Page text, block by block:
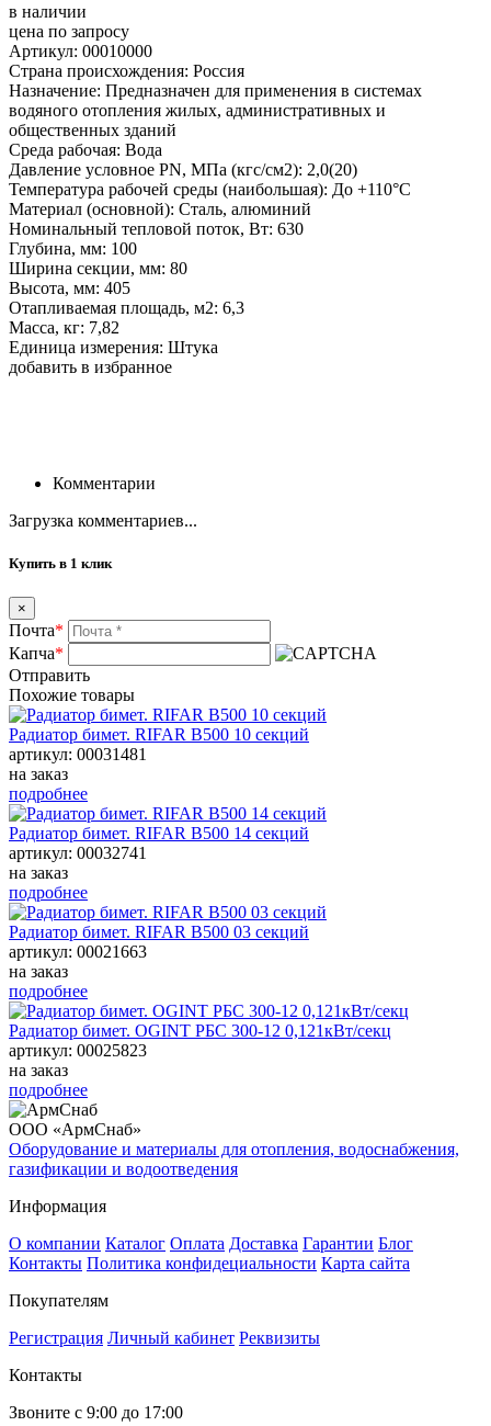
в наличии
цена по запросу
Артикул: 00010000
Страна происхождения: Россия
Назначение: Предназначен для применения в системах
водяного отопления жилых, административных и
общественных зданий
Среда рабочая: Вода
Давление условное PN, МПа (кгс/см2): 2,0(20)
Температура рабочей среды (наибольшая): До +110°С
Материал (основной): Сталь, алюминий
Номинальный тепловой поток, Вт: 630
Глубина, мм: 100
Ширина секции, мм: 80
Высота, мм: 405
Отапливаемая площадь, м2: 6,3
Масса, кг: 7,82
Единица измерения: Штука
добавить в избранное
Комментарии
Загрузка комментариев...
Купить в 1 клик
×
Почта*
Капча*
Отправить
Похожие товары
Радиатор бимет. RIFAR B500 10 секций
артикул: 00031481
на заказ
подробнее
Радиатор бимет. RIFAR B500 14 секций
артикул: 00032741
на заказ
подробнее
Радиатор бимет. RIFAR B500 03 секций
артикул: 00021663
на заказ
подробнее
Радиатор бимет. OGINT РБС 300-12 0,121кВт/секц
артикул: 00025823
на заказ
подробнее
ООО «АрмСнаб»
Оборудование и материалы для отопления, водоснабжения,
газификации и водоотведения
Информация
О компании Каталог Оплата Доставка Гарантии Блог
Контакты Политика конфидециальности Карта сайта
Покупателям
Регистрация Личный кабинет Реквизиты
Контакты
Звоните с 9:00 до 17:00